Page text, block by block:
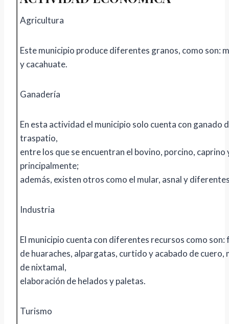
Agricultura
Este municipio produce diferentes granos, como son:
y cacahuate.
Ganadería
En esta actividad el municipio solo cuenta con ganado
traspatio,
entre los que se encuentran el bovino, porcino, caprino
principalmente;
además, existen otros como el mular, asnal y
Industria
El municipio cuenta con diferentes recursos como son:
de huaraches, alpargatas, curtido y acabado de cuero,
de nixtamal,
elaboración de helados y paletas.
Turismo